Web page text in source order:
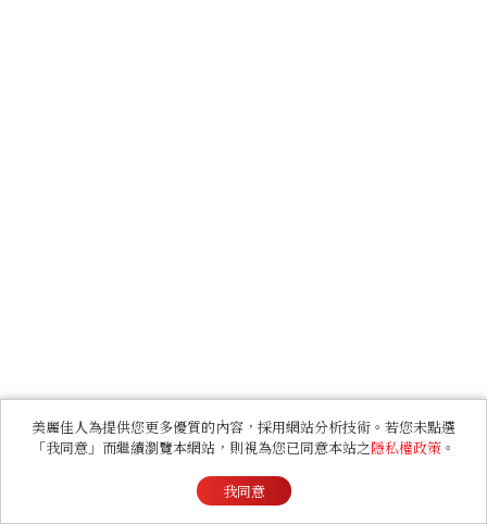
美麗佳人為提供您更多優質的內容，採用網站分析技術。若您未點選
「我同意」而繼續瀏覽本網站，則視為您已同意本站之隱私權政策 。
我同意